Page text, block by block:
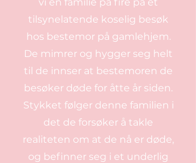
tilsynelatende koselig besøk
hos bestemor på gamlehjem.
De mimrer og hygger seg helt
til de innser at bestemoren de
besøker døde for åtte år siden.
Stykket følger denne familien i
det de forsøker å takle
realiteten om at de nå er døde,
og befinner seg i et underlig